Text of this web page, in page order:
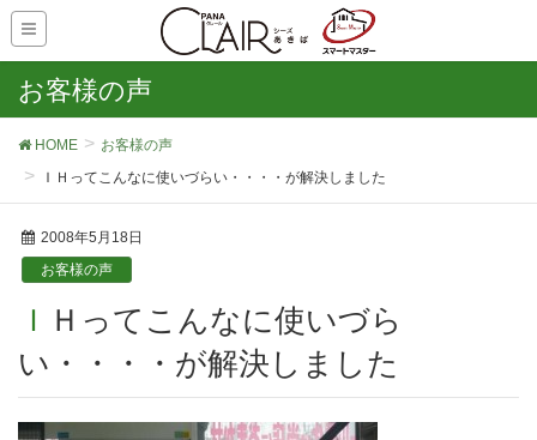
お客様の声
HOME
お客様の声
ＩＨってこんなに使いづらい・・・・が解決しました
2008年5月18日
お客様の声
ＩＨってこんなに使いづら
い・・・・が解決しました